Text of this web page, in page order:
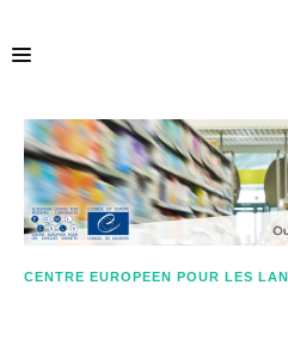
ACCUEIL
ECML.AT
CENTRE EUROPEEN POUR LES